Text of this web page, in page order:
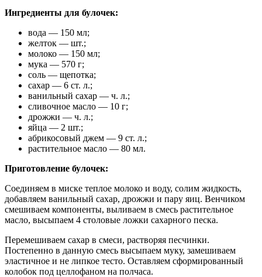
Ингредиенты для булочек:
вода — 150 мл;
желток — шт.;
молоко — 150 мл;
мука — 570 г;
соль — щепотка;
сахар — 6 ст. л.;
ванильный сахар — ч. л.;
сливочное масло — 10 г;
дрожжи — ч. л.;
яйца — 2 шт.;
абрикосовый джем — 9 ст. л.;
растительное масло — 80 мл.
Приготовление булочек:
Соединяем в миске теплое молоко и воду, солим жидкость,
добавляем ванильный сахар, дрожжи и пару яиц. Венчиком
смешиваем компоненты, выливаем в смесь растительное
масло, высыпаем 4 столовые ложки сахарного песка.
Перемешиваем сахар в смеси, растворяя песчинки.
Постепенно в данную смесь высыпаем муку, замешиваем
эластичное и не липкое тесто. Оставляем сформированный
колобок под целлофаном на полчаса.